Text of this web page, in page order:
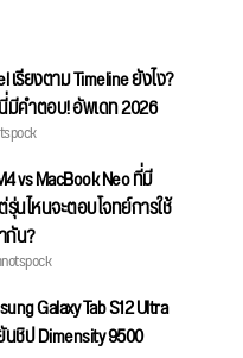
รียงตาม Timeline ยังไง?
คำตอบ! อัพเดท 2026
vs MacBook Neo ที่มี
นไหนจะตอบโจทย์การใช้
กัน?
Galaxy Tab S12 Ultra
ชิป Dimensity 9500